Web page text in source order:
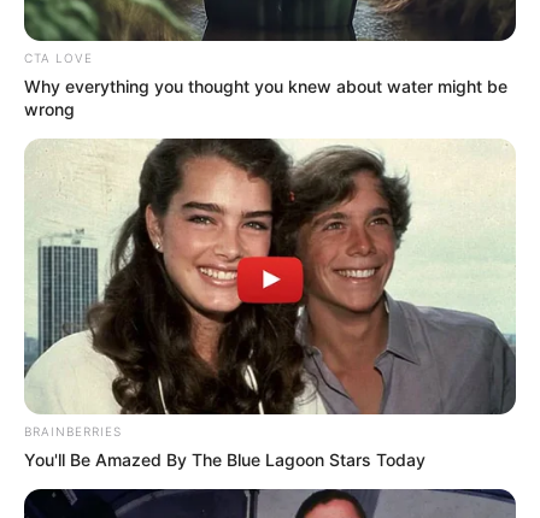
CARGAR MÁS
TEMAS DESTACADOS
EMERGENCIAS POR LLUVIAS
FUERTES LLUVIAS
VIA AL LLANO
LIGA BETPLAY
METRO DE MEDELLÍN
CORTES DE LUZ
CORTES DE AGUA
FENÓMENO DEL NIÑO
CTA LOVE
Why everything you thought you knew about water might be
wrong
BRAINBERRIES
You'll Be Amazed By The Blue Lagoon Stars Today